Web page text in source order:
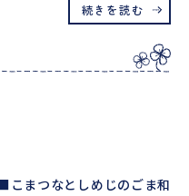
続きを読む
まつなとしめじのごま和